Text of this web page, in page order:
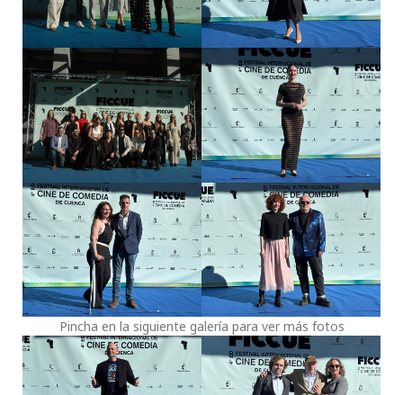
Pincha en la siguiente galería para ver más fotos